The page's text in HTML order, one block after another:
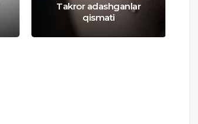
Takror adashganlar
qismati